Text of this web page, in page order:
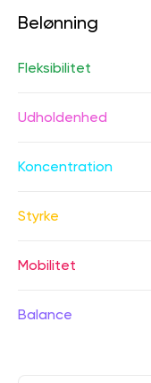
Belønning
Fleksibilitet
Udholdenhed
Koncentration
Styrke
Mobilitet
Balance